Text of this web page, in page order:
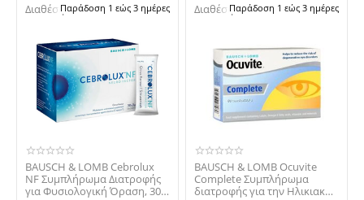
Διαθέσιμο:Παράδοση 1 εώς 3 ημέρες
BAUSCH & LOMB Cebrolux
NF Συμπλήρωμα Διατροφής
για Φυσιολογική Όραση, 30
Διαθέσιμο:Παράδοση 1 εώς 3 ημέρες
BAUSCH & LOMB Ocuvite
Complete Συμπλήρωμα
διατροφής για την Ηλικιακή